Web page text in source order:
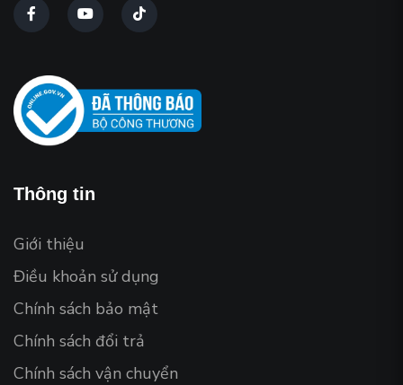
Thông tin
Giới thiệu
Điều khoản sử dụng
Chính sách bảo mật
Chính sách đổi trả
Chính sách vận chuyển